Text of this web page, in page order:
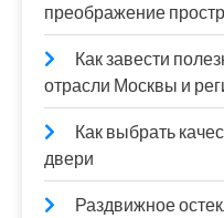
преображение
Как завести
отрасли Москвы и
Как выбрать
двери
Раздвижное